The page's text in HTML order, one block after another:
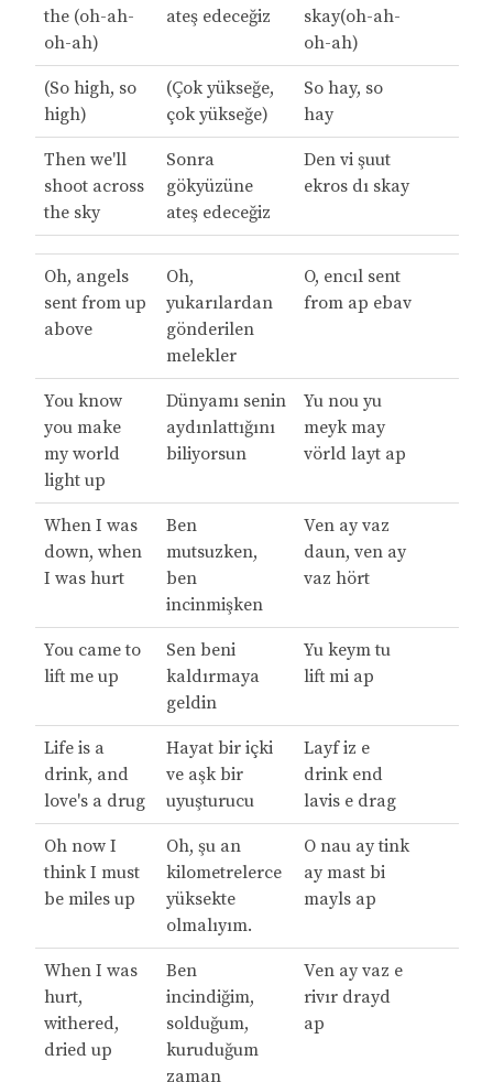
the (oh-ah-
oh-ah)
ateş edeceğiz
skay(oh-ah-
oh-ah)
(So high, so
high)
(Çok yükseğe,
çok yükseğe)
So hay, so
hay
Then we'll
shoot across
the sky
Sonra
gökyüzüne
ateş edeceğiz
Den vi şuut
ekros dı skay
Oh, angels
sent from up
above
Oh,
yukarılardan
gönderilen
melekler
O, encıl sent
from ap ebav
You know
you make
my world
light up
Dünyamı senin
aydınlattığını
biliyorsun
Yu nou yu
meyk may
vörld layt ap
When I was
down, when
I was hurt
Ben
mutsuzken,
ben
incinmişken
Ven ay vaz
daun, ven ay
vaz hört
You came to
lift me up
Sen beni
kaldırmaya
geldin
Yu keym tu
lift mi ap
Life is a
drink, and
love's a drug
Hayat bir içki
ve aşk bir
uyuşturucu
Layf iz e
drink end
lavis e drag
Oh now I
think I must
be miles up
Oh, şu an
kilometrelerce
yüksekte
olmalıyım.
O nau ay tink
ay mast bi
mayls ap
When I was
hurt,
withered,
dried up
Ben
incindiğim,
solduğum,
kuruduğum
zaman
Ven ay vaz e
rivır drayd
ap